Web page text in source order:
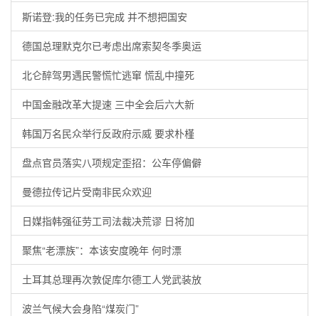
斯诺登:我的任务已完成 并不想把国安
德国总理默克尔已考虑出席索契冬季奥运
北仑醉驾男遇民警慌忙逃窜 慌乱中撞死
中国金融改革大提速 三中全会后六大新
韩国万名民众举行反政府示威 要求朴槿
盘点官员落实八项规定歪招：公车停偏僻
曼德拉传记片受南非民众欢迎
日媒指韩强征劳工司法裁决荒谬 日将加
聚焦“老漂族”：本该安度晚年 何时漂
土耳其总理再次敦促库尔德工人党武装放
波兰气候大会身陷“煤炭门”